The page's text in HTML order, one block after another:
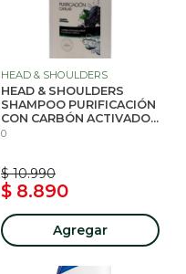
HEAD & SHOULDERS
HEAD & SHOULDERS
SHAMPOO PURIFICACIÓN
CON CARBÓN ACTIVADO...
0
$ 10.990
$ 8.890
Agregar